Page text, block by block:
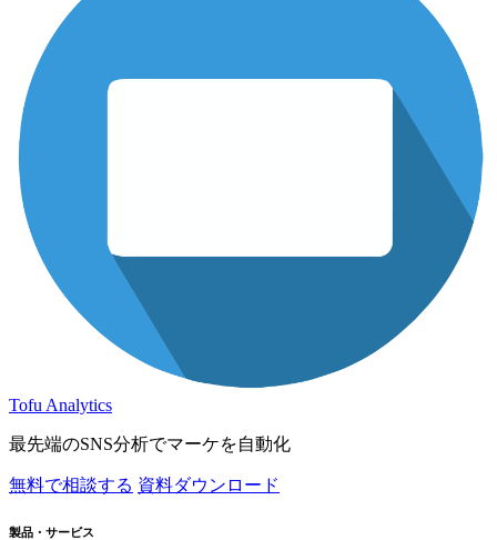
Tofu Analytics
最先端のSNS分析でマーケを自動化
無料で相談する 資料ダウンロード
製品・サービス